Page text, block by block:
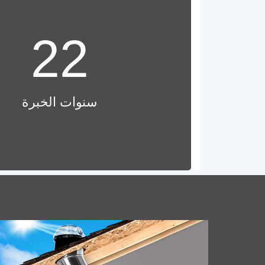
22
سنوات الخبرة
أقراص الألومنيوم لأدوات
كفاءة, وزن خفيف & متنوع